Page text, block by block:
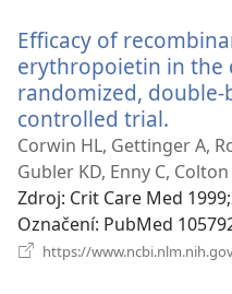
Efficacy of
erythropoietin in the
randomized,
controlled trial.
nové
okno)
Corwin HL, Gettinger A,
Gubler KD, Enny C,
Zdroj‎: Crit Care Med
Označení‎: PubMed
https://